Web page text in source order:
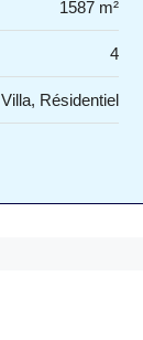
1587 m²
4
Villa, Résidentiel